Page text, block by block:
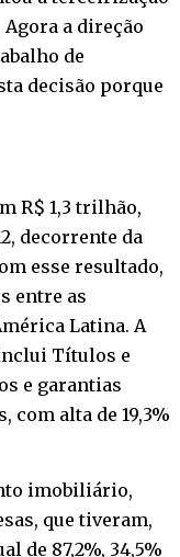
a direção
de
decisão porque
R$ 1,3 trilhão,
decorrente da
esse resultado,
entre as
Latina. A
Títulos e
e garantias
com alta de 19,3%
imobiliário,
que tiveram,
de 87,2%, 34,5%